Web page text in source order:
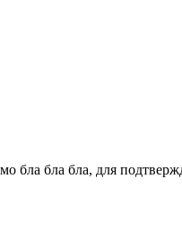
бла бла бла, для